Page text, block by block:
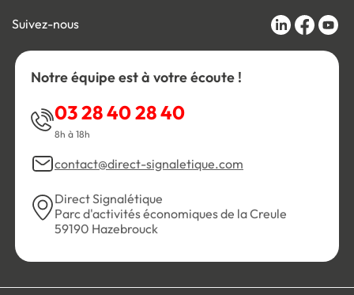
Suivez-nous
Notre équipe est à votre écoute !
03 28 40 28 40
8h à 18h
contact@direct-signaletique.com
Direct Signalétique
Parc d'activités économiques de la Creule
59190 Hazebrouck